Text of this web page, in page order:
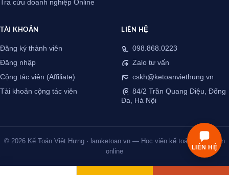
Tra cứu doanh nghiệp Online
TÀI KHOẢN
Đăng ký thành viên
Đăng nhập
Cộng tác viên (Affiliate)
Tài khoản cộng tác viên
LIÊN HỆ
098.868.0223
Zalo tư vấn
cskh@ketoanviethung.vn
84/2 Trần Quang Diệu, Đống
Đa, Hà Nội
© 2026 Kế Toán Việt Hưng · lamketoan.vn — Học viện kế toán thực chiến
online
LIÊN HỆ